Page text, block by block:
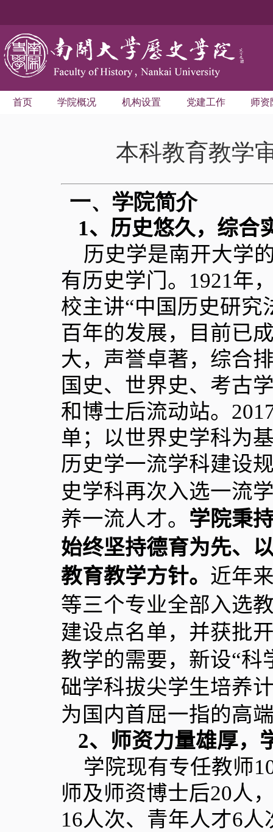
首页 学院概况 机构设置 党建工作 师资
本科教育教学
一、学院简介
1、历史悠久，综合
历史学是南开大学
有历史学门。 1921年
校主讲“中国历史研究
百年的发展，目前已
大，声誉卓著，综合
国史、世界史、考古
和博士后流动站。
单；以世界史学科为
历史学一流学科建设
史学科再次入选一流
养一流人才。 学院秉
始终坚持德育为先、
教育教学方针。 近年
等三个专业全部入选
建设点名单，并获批
教学的需要，新设“科
础学科拔尖学生培养
为国内首屈一指的高
2、师资力量雄厚，
学院现有专任教师
师及师资博士后20人
16人次、青年人才6人